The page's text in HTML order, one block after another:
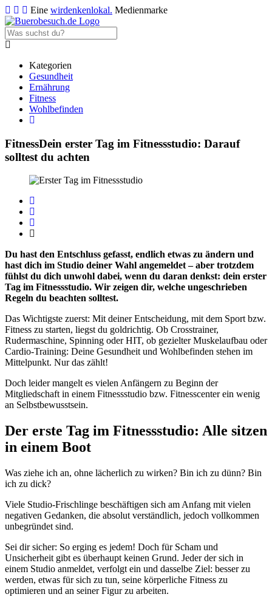
Eine wirdenkenlokal. Medienmarke
Kategorien
Gesundheit
Ernährung
Fitness
Wohlbefinden
FitnessDein erster Tag im Fitnessstudio: Darauf
solltest du achten
Du hast den Entschluss gefasst, endlich etwas zu ändern und
hast dich im Studio deiner Wahl angemeldet – aber trotzdem
fühlst du dich unwohl dabei, wenn du daran denkst: dein erster
Tag im Fitnessstudio. Wir zeigen dir, welche ungeschrieben
Regeln du beachten solltest.
Das Wichtigste zuerst: Mit deiner Entscheidung, mit dem Sport bzw.
Fitness zu starten, liegst du goldrichtig. Ob Crosstrainer,
Rudermaschine, Spinning oder HIT, ob gezielter Muskelaufbau oder
Cardio-Training: Deine Gesundheit und Wohlbefinden stehen im
Mittelpunkt. Nur das zählt!
Doch leider mangelt es vielen Anfängern zu Beginn der
Mitgliedschaft in einem Fitnessstudio bzw. Fitnesscenter ein wenig
an Selbstbewusstsein.
Der erste Tag im Fitnessstudio: Alle sitzen
in einem Boot
Was ziehe ich an, ohne lächerlich zu wirken? Bin ich zu dünn? Bin
ich zu dick?
Viele Studio-Frischlinge beschäftigen sich am Anfang mit vielen
negativen Gedanken, die absolut verständlich, jedoch vollkommen
unbegründet sind.
Sei dir sicher: So erging es jedem! Doch für Scham und
Unsicherheit gibt es überhaupt keinen Grund. Jeder der sich in
einem Studio anmeldet, verfolgt ein und dasselbe Ziel: besser zu
werden, etwas für sich zu tun, seine körperliche Fitness zu
optimieren und an seiner Figur zu arbeiten.